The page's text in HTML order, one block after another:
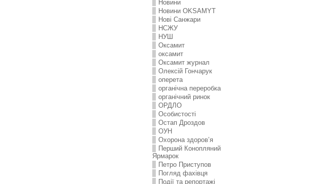
Новини
Новини OKSAMYT
Нові Санжари
НСЖУ
НУШ
Оксамит
оксамит
Оксамит журнал
Олексій Гончарук
оперета
органічна переробка
органічний ринок
ОРДЛО
Особистості
Остап Дроздов
ОУН
Охорона здоров’я
Перший Конопляний
Ярмарок
Петро Приступов
Погляд фахівця
Події та репортажі